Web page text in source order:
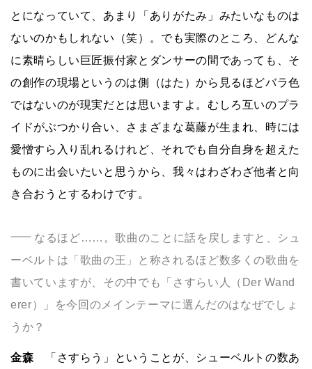
とになっていて、あまり「ありがたみ」みたいなものは
ないのかもしれない（笑）。でも実際のところ、どんな
に素晴らしい巨匠振付家とダンサーの間であっても、そ
の創作の現場というのは側（はた）から見るほどバラ色
ではないのが現実だとは思いますよ。むしろ互いのプラ
イドがぶつかり合い、さまざまな葛藤が生まれ、時には
愛憎すら入り乱れるけれど、それでも自分自身を超えた
ものに出会いたいと思うから、我々はわざわざ他者と向
き合おうとするわけです。
なるほど……。歌曲のことに話を戻しますと、シュ
ーベルトは「歌曲の王」と称されるほど数多くの歌曲を
書いていますが、その中でも「さすらい人（Der Wand
erer）」を今回のメインテーマに選んだのはなぜでしょ
うか？
金森 「さすらう」ということが、シューベルトの数あ